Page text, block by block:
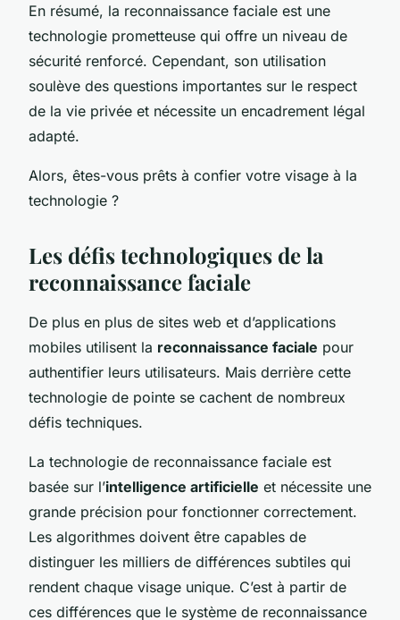
En résumé, la reconnaissance faciale est une
technologie prometteuse qui offre un niveau de
sécurité renforcé. Cependant, son utilisation
soulève des questions importantes sur le respect
de la vie privée et nécessite un encadrement légal
adapté.
Alors, êtes-vous prêts à confier votre visage à la
technologie ?
Les défis technologiques de la
reconnaissance faciale
De plus en plus de sites web et d’applications
mobiles utilisent la reconnaissance faciale pour
authentifier leurs utilisateurs. Mais derrière cette
technologie de pointe se cachent de nombreux
défis techniques.
La technologie de reconnaissance faciale est
basée sur l’intelligence artificielle et nécessite une
grande précision pour fonctionner correctement.
Les algorithmes doivent être capables de
distinguer les milliers de différences subtiles qui
rendent chaque visage unique. C’est à partir de
ces différences que le système de reconnaissance